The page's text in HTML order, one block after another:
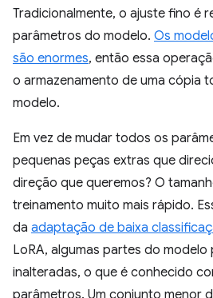
Tradicionalmente, o ajuste fino é
parâmetros do modelo. Os
são enormes, então essa
o armazenamento de uma cópia
modelo.
Em vez de mudar todos os
pequenas peças extras que
direção que queremos? O
treinamento muito mais rápido.
da adaptação de baixa
LoRA, algumas partes do modelo
inalteradas, o que é conhecido